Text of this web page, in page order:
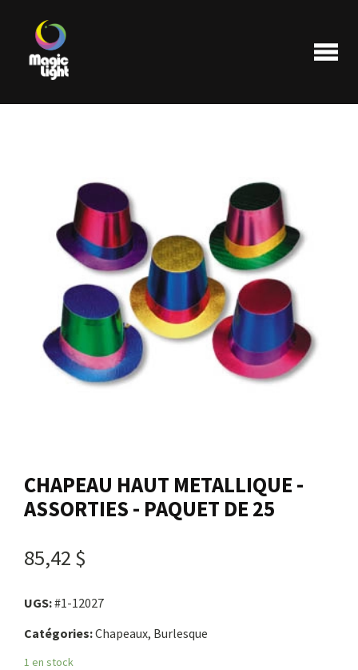
Produits
Les plus populaires
Liquidations
FAQ
Nous joindre
Panier
CHAPEAU HAUT METALLIQUE -
ASSORTIES - PAQUET DE 25
85,42 $
UGS:#1-12027
Catégories:Chapeaux, Burlesque
1 en stock